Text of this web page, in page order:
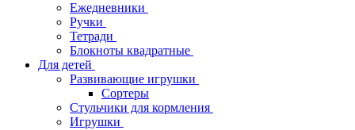
Ежедневники
Ручки
Тетради
Блокноты квадратные
Для детей
Развивающие игрушки
Сортеры
Стульчики для кормления
Игрушки